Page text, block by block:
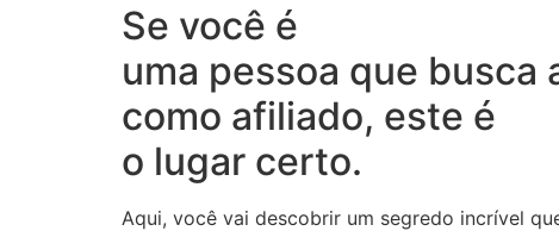
Se você é
uma pessoa que busca
como afiliado, este é
o lugar certo.
Aqui, você vai descobrir um segredo incrível